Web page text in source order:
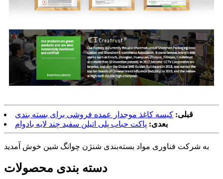
قبلی: کیسه کاغذ موجدار عمده فروشی برای بسته بندی
بعدی: پاکت حباب پلی اتیلن سفید چند لایه بادوام
به شرکت فناوری مواد بسته‌بندی شنژن چوانگ شین خوش آمدید
دسته بندی محصولات